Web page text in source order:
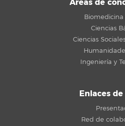
Áreas de
Biomedicina
Ciencias
Ciencias
Ingeniería y
Enlaces
Red de